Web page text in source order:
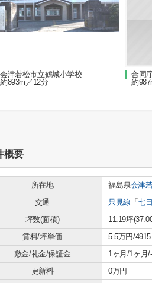
会津若松市立鶴城小学校
約893m／12分
合同
約
概要
所在地 福島県会津
交通
只見線 「七
坪数(面積)
11.19坪
賃料/坪単価
5.5万円/
敷金/礼金/保証金
1ヶ月/1ヶ月/-
更新料
0万円